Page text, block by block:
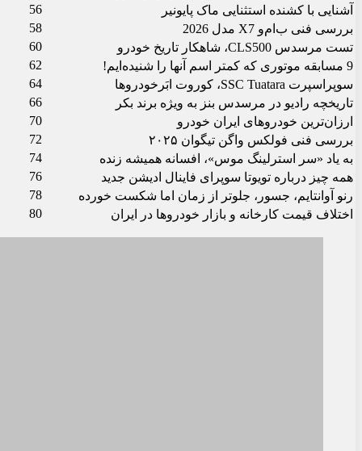
آشنایی با کشنده استثنایی ماک پایونیر
56
بررسی فنی ب‌ام‌و X7 مدل 2026
58
تست مرسدس CLS500، شاهکار تاریخ خودرو
60
9 مسابقه موتوری که کمتر اسم آنها را شنیده‌ایم!
62
سوپراسپرت SSC Tuatara، کوروت ابَرخودروها
64
تاریخچه رادیو در مرسدس بنز به ویژه برند بکر
66
ارزان‌ترین خودروهای ایران خودرو
70
بررسی فنی فولکس واگن تیگوان ۲۰۲۵
72
به یاد «سر استرلینگ موس»، افسانه همیشه زنده
74
همه چیز درباره تویوتا سوپرای فاینال ادیشن جدید
76
رنو آوانتایم، جسور، جلوتر از زمان اما شکست خورده
78
اختلاف قیمت کارخانه و بازار خودروها در ایران
80